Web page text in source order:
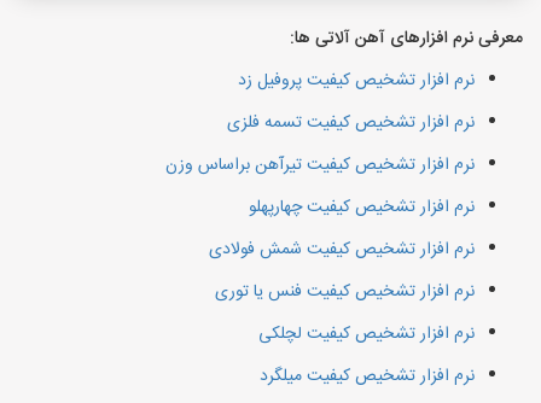
معرفی نرم افزارهای آهن آلاتی ها:
نرم افزار تشخیص کیفیت پروفیل زد
نرم افزار تشخیص کیفیت تسمه فلزی
نرم افزار تشخیص کیفیت تیرآهن براساس وزن
نرم افزار تشخیص کیفیت چهارپهلو
نرم افزار تشخیص کیفیت شمش فولادی
نرم افزار تشخیص کیفیت فنس یا توری
نرم افزار تشخیص کیفیت لچلکی
نرم افزار تشخیص کیفیت میلگرد